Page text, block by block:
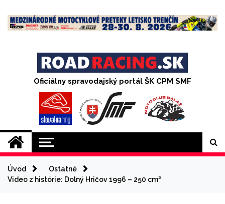
content
Oficiálny spravodajský portál ŠK CPM SMF
Úvod
Ostatné
Video z histórie: Dolný Hričov 1996 – 250 cm³